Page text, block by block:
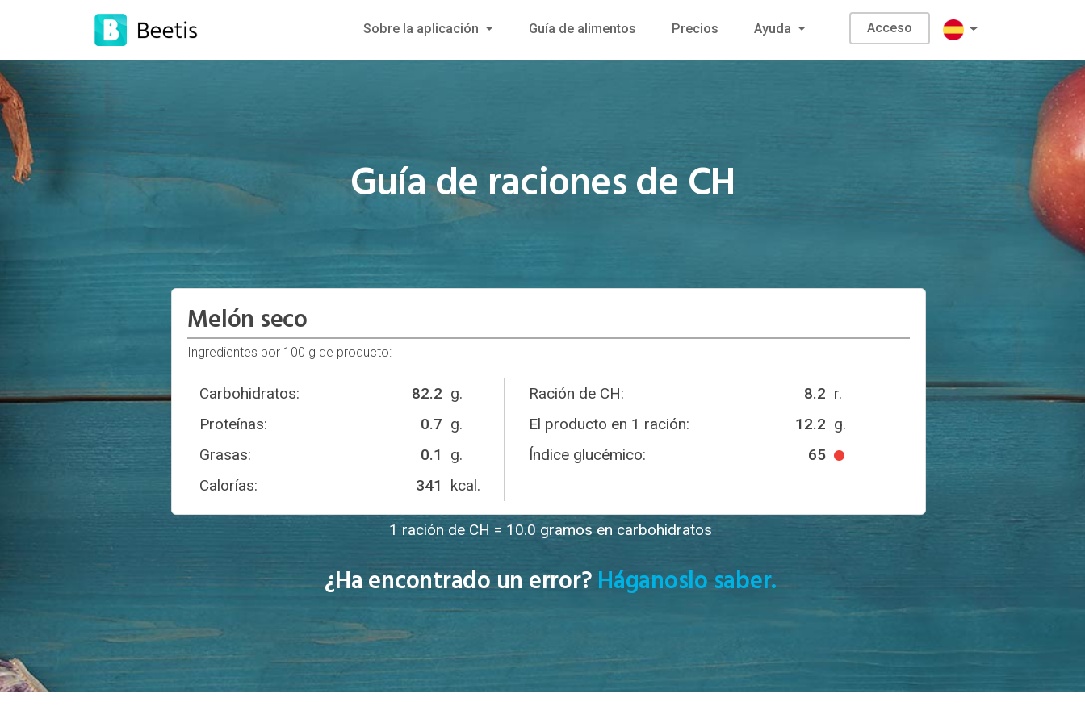
Sobre la aplicación Guía de alimentos Precios Ayuda Acceso
Guía de raciones de CH
Melón seco
Ingredientes por 100 g de producto:
Ración de CH: r.
8.2
El producto en 1 ración:
g.
12.2
Carbohidratos: g.
82.2
Proteínas:
g.
0.7
Grasas:
g.
0.1
Calorías:
kcal.
341
Índice glucémico: 65
1 ración de CH = 10.0 gramos en carbohidratos
¿Ha encontrado un error?Háganoslo saber.